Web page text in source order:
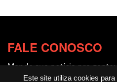
Este site utiliza cookies
FALE CONOSCO
Mande sua notícia pra gente:
redacao@fotocitando.com.br